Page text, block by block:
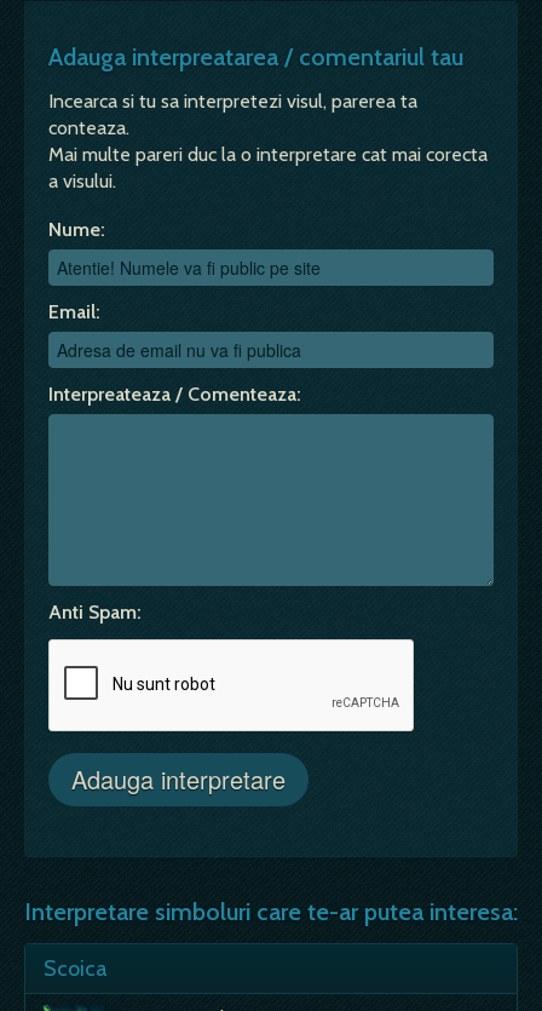
Adauga interpreatarea / comentariul tau
Incearca si tu sa interpretezi visul, parerea ta
conteaza.
Mai multe pareri duc la o interpretare cat mai corecta
a visului.
Nume:
Email:
Interpreateaza / Comenteaza:
Anti Spam:
Interpretare simboluri care te-ar putea interesa:
Scoica